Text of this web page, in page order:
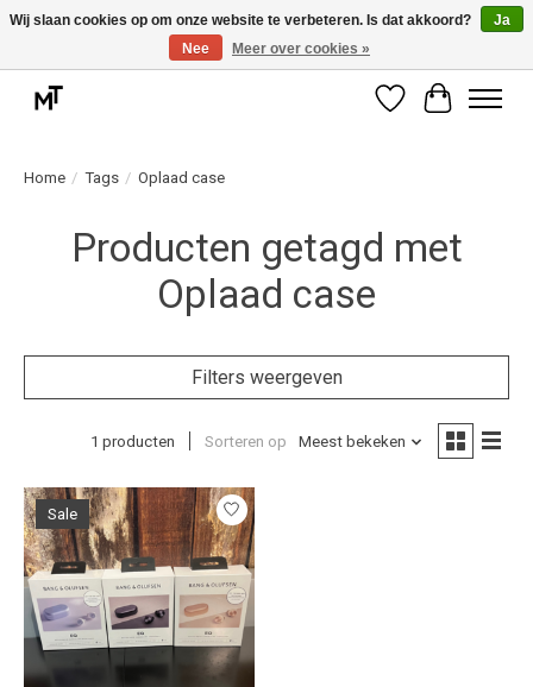
Deskundige installatie of montage nodig? Vraag ons naar de mogelijkheden.
Verlanglijst
Home / Tags / Oplaad case
Producten getagd met
Oplaad case
Filters weergeven
1 producten Sorteren op Meest bekeken
Sale
Wij slaan cookies op om onze website te verbeteren. Is dat akkoord?
Ja
Nee
Meer over cookies »